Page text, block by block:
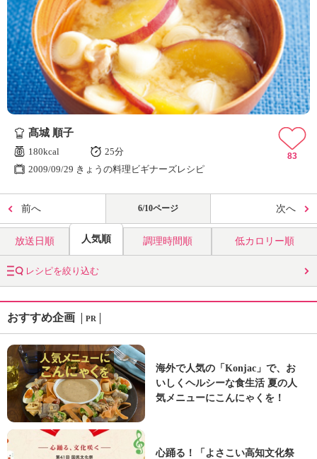
髙城 順子
180kcal
25分
2009/09/29 きょうの料理ビギナーズレシピ
83
前へ 6/10ページ 次へ
放送日順 人気順 調理時間順 低カロリー順
レシピを絞り込む
おすすめ企画 PR
海外で人気の「Konjac」で、お
いしくヘルシーな食生活 夏の人
気メニューにこんにゃくを！
心踊る！「よさこい高知文化祭